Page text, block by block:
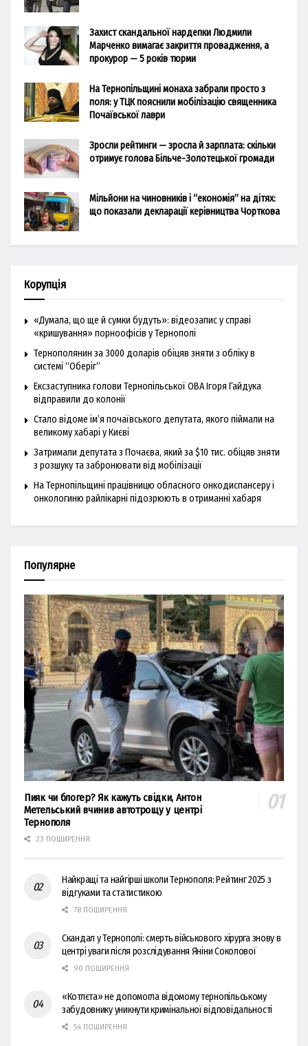
Захист скандальної нардепки Людмили
Марченко вимагає закриття провадження, а
прокурор — 5 років тюрми
На Тернопільщині монаха забрали просто з
поля: у ТЦК пояснили мобілізацію священника
Почаївської лаври
Зросли рейтинги — зросла й зарплата: скільки
отримує голова Більче-Золотецької громади
Мільйони на чиновників і “економія” на дітях:
що показали декларації керівництва Чорткова
Корупція
«Думала, що ще й сумки будуть»: відеозапис у справі
«кришування» порноофісів у Тернополі
Тернополянин за 3000 доларів обіцяв зняти з обліку в
системі “Оберіг”
Ексзаступника голови Тернопільської ОВА Ігоря Гайдука
відправили до колонії
Стало відоме ім’я почаївського депутата, якого піймали на
великому хабарі у Києві
Затримали депутата з Почаєва, який за $10 тис. обіцяв зняти
з розшуку та забронювати від мобілізації
На Тернопільщині працівницю обласного онкодиспансеру і
онкологиню райлікарні підозрюють в отриманні хабаря
Популярне
Пияк чи блогер? Як кажуть свідки, Антон
Метельський вчинив автотрощу у центрі
Тернополя
23 ПОШИРЕННЯ
Найкращі та найгірші школи Тернополя: Рейтинг 2025 з
відгуками та статистикою
78 ПОШИРЕННЯ
Скандал у Тернополі: смерть військового хірурга знову в
центрі уваги після розслідування Яніни Соколової
90 ПОШИРЕННЯ
«Котлєта» не допомогла відомому тернопільському
забудовнику уникнути кримінальної відповідальності
54 ПОШИРЕННЯ